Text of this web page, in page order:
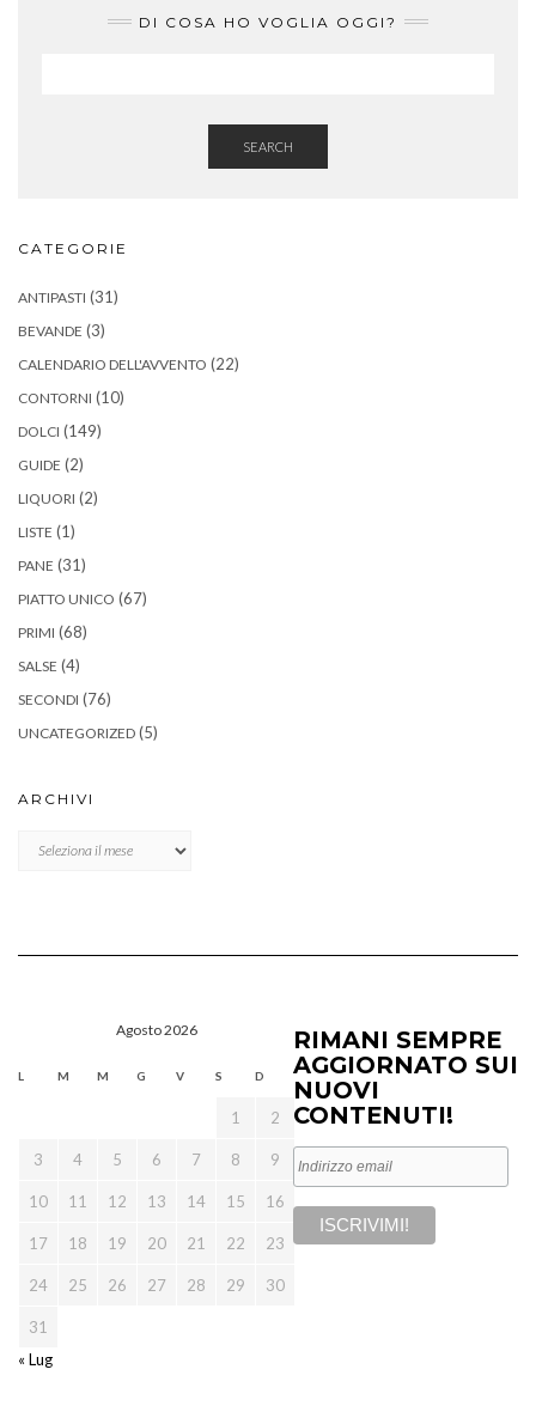
DI COSA HO VOGLIA OGGI?
SEARCH
CATEGORIE
ANTIPASTI (31)
BEVANDE (3)
CALENDARIO DELL'AVVENTO (22)
CONTORNI (10)
DOLCI (149)
GUIDE (2)
LIQUORI (2)
LISTE (1)
PANE (31)
PIATTO UNICO (67)
PRIMI (68)
SALSE (4)
SECONDI (76)
UNCATEGORIZED (5)
ARCHIVI
Agosto 2026
L M M G V S D
1 2
3 4 5 6 7 8 9
10 11 12 13 14 15 16
17 18 19 20 21 22 23
24 25 26 27 28 29 30
31
« Lug
RIMANI SEMPRE
AGGIORNATO SUI
NUOVI
CONTENUTI!